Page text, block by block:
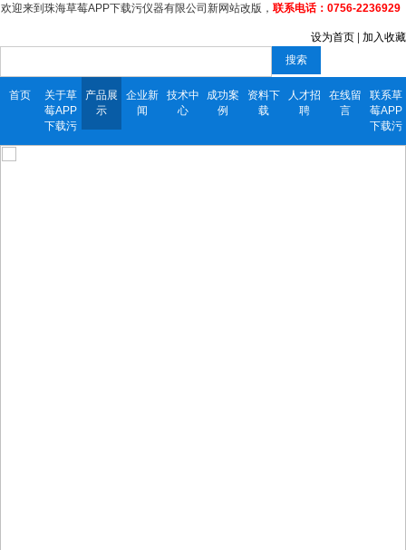
欢迎来到珠海草莓APP下载污仪器有限公司新网站改版， 联系电话：0756-2236929
设为首页
加入收藏
搜索
首页
关于草
莓APP
下载污
产品展
示
企业新
闻
技术中
心
成功案
例
资料下
载
人才招
聘
在线留
言
联系草
莓APP
下载污